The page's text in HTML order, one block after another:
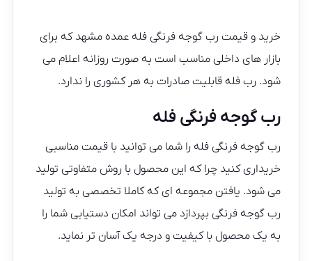
خرید و قیمت رب گوجه فرنگی فله عمده مشهد که برای
بازار های داخلی مناسب است به صورت روزانه اعلام می
شود. رب فله قابلیت صادرات به هر کشوری را ندارد.
رب گوجه فرنگی فله
رب گوجه فرنگی فله را شما می توانید با قیمت مناسبی
خریداری کنید چرا که این محصول با روش متفاوتی تولید
می شود. یافتن مجموعه ای که کاملا تخصصی به تولید
رب گوجه فرنگی بپردازد می تواند امکان دستیابی شما را
به یک محصول با کیفیت و درجه یک آسان تر نماید.